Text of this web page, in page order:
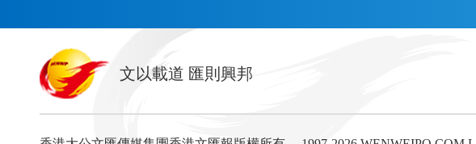
首頁
香港
神州
灣區生活 灣區企業 灣區文化 灣區人才
灣區政策
文以載道 匯則興邦